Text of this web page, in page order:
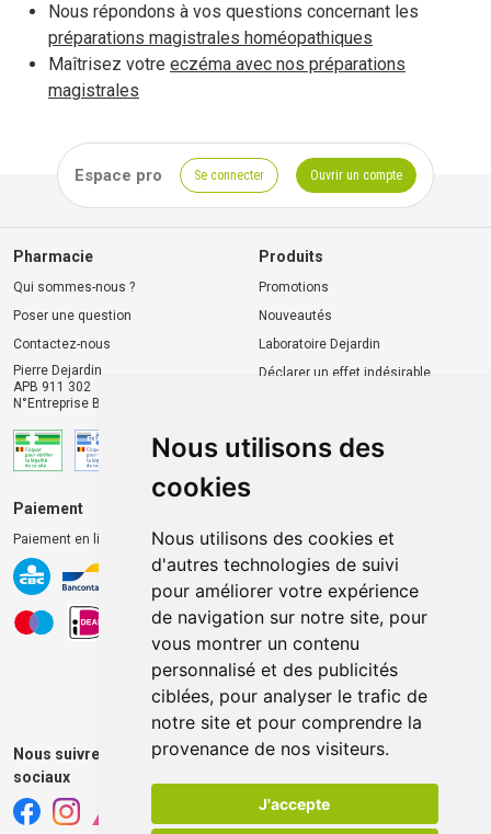
Nous utilisons des
cookies
Nous utilisons des cookies et
d'autres technologies de suivi
pour améliorer votre expérience
de navigation sur notre site, pour
vous montrer un contenu
personnalisé et des publicités
ciblées, pour analyser le trafic de
notre site et pour comprendre la
provenance de nos visiteurs.
J'accepte
Nous répondons à vos questions concernant les
préparations magistrales homéopathiques
Maîtrisez votre eczéma avec nos préparations
magistrales
Espace pro Se connecter Ouvrir un compte
Pharmacie
Qui sommes-nous ?
Poser une question
Contactez-nous
Pierre Dejardin
APB 911 302
N°Entreprise BE0446.901.764
Produits
Promotions
Nouveautés
Laboratoire Dejardin
Déclarer un effet indésirable
Paiement
Paiement en ligne 100% sécurisé
Livraison chez vous
Livraison dans un Point
d’enlèvement
Retrait dans la pharmacie
Retrait en casiers extérieurs
Nous suivre sur les réseaux
sociaux